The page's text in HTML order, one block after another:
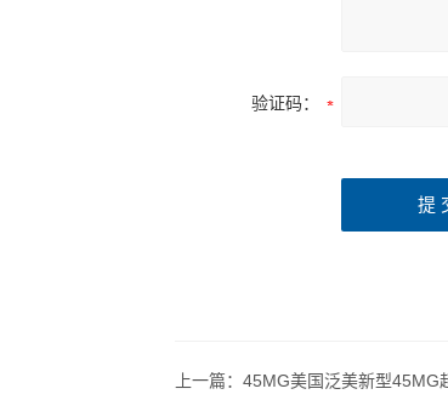
验证码：
上一篇： 45MG美国泛美新型45MG